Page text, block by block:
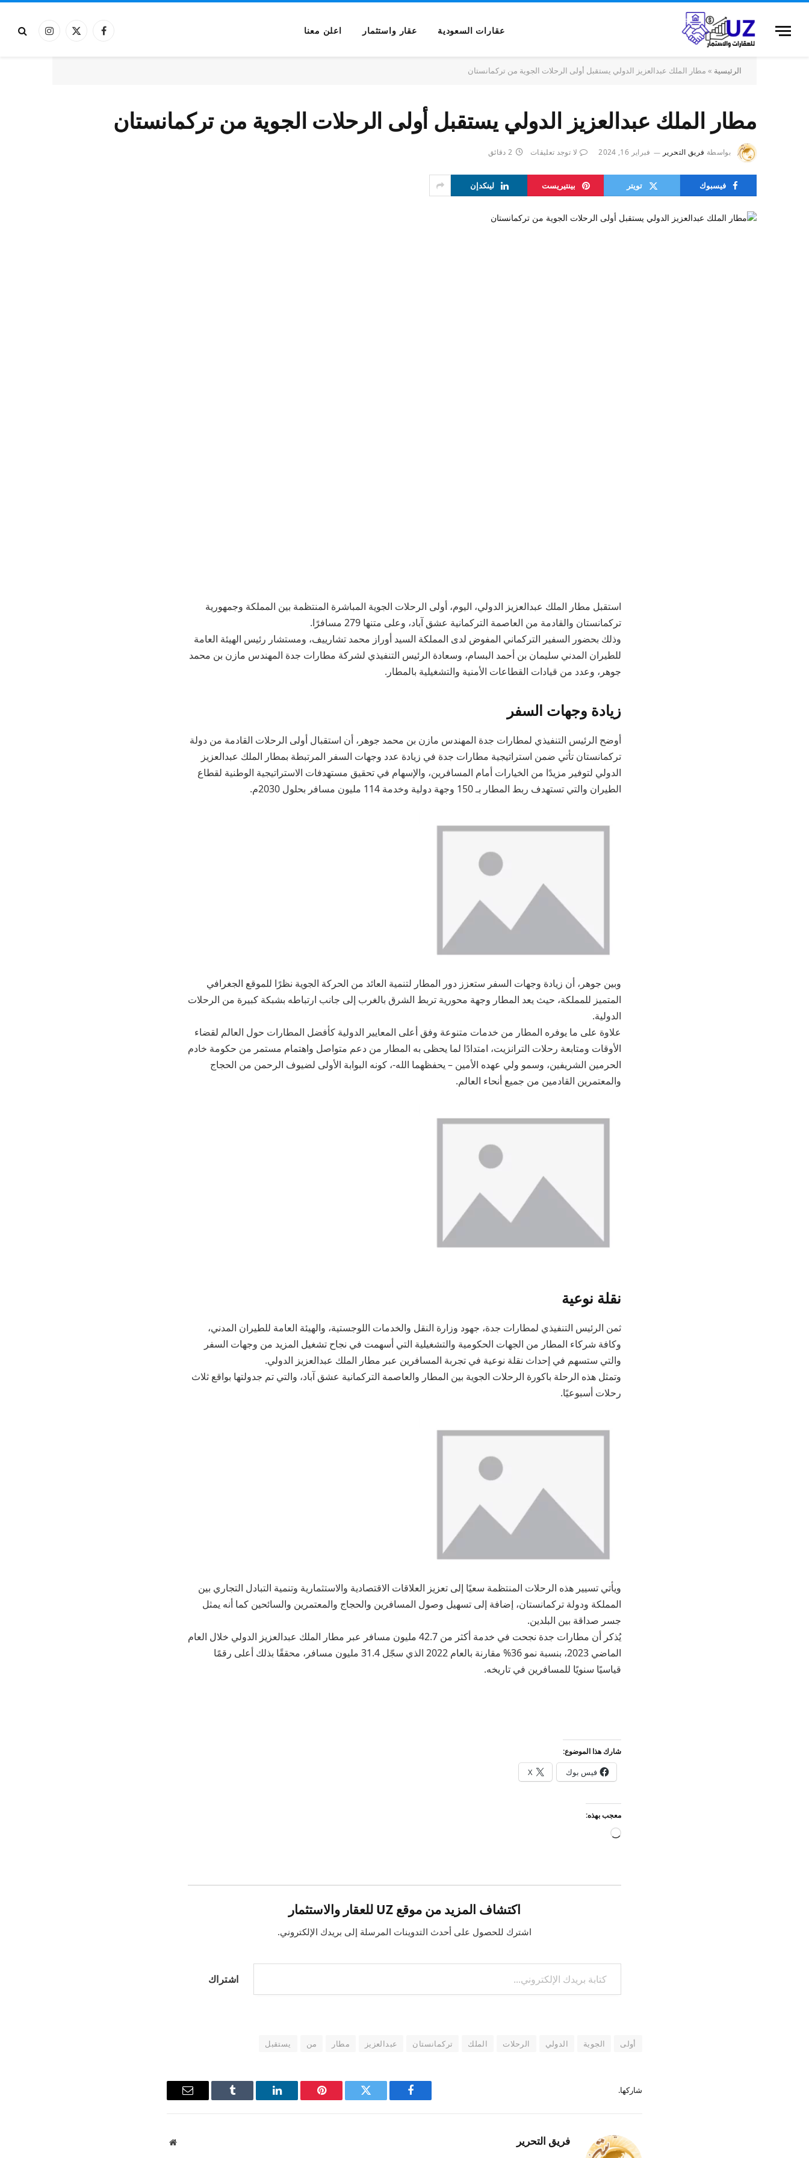
عقارات السعودية عقار واستثمار اعلن معنا فيسبوكX
الانستغرام
الرئيسية » مطار الملك عبدالعزيز الدولي يستقبل أولى الرحلات الجوية من تركمانستان
مطار الملك عبدالعزيز الدولي يستقبل أولى الرحلات الجوية من تركمانستان
بواسطة فريق التحرير فبراير 16, 2024 لا توجد تعليقات 2 دقائق
فيسبوك تويتر بينتيريست لينكدإن
استقبل مطار الملك عبدالعزيز الدولي، اليوم، أولى الرحلات الجوية المباشرة المنتظمة بين المملكة وجمهورية
تركمانستان والقادمة من العاصمة التركمانية عشق آباد، وعلى متنها 279 مسافرًا.
وذلك بحضور السفير التركماني المفوض لدى المملكة السيد أوراز محمد تشارييف، ومستشار رئيس الهيئة العامة
للطيران المدني سليمان بن أحمد البسام، وسعادة الرئيس التنفيذي لشركة مطارات جدة المهندس مازن بن محمد
جوهر، وعدد من قيادات القطاعات الأمنية والتشغيلية بالمطار.
زيادة وجهات السفر
أوضح الرئيس التنفيذي لمطارات جدة المهندس مازن بن محمد جوهر، أن استقبال أولى الرحلات القادمة من دولة
تركمانستان تأتي ضمن استراتيجية مطارات جدة في زيادة عدد وجهات السفر المرتبطة بمطار الملك عبدالعزيز
الدولي لتوفير مزيدًا من الخيارات أمام المسافرين، والإسهام في تحقيق مستهدفات الاستراتيجية الوطنية لقطاع
الطيران والتي تستهدف ربط المطار بـ 150 وجهة دولية وخدمة 114 مليون مسافر بحلول 2030م.
وبين جوهر، أن زيادة وجهات السفر ستعزز دور المطار لتنمية العائد من الحركة الجوية نظرًا للموقع الجغرافي
المتميز للمملكة، حيث يعد المطار وجهة محورية تربط الشرق بالغرب إلى جانب ارتباطه بشبكة كبيرة من الرحلات
الدولية.
علاوة على ما يوفره المطار من خدمات متنوعة وفق أعلى المعايير الدولية كأفضل المطارات حول العالم لقضاء
الأوقات ومتابعة رحلات الترانزيت، امتدادًا لما يحظى به المطار من دعم متواصل واهتمام مستمر من حكومة خادم
الحرمين الشريفين، وسمو ولي عهده الأمين – يحفظهما الله-، كونه البوابة الأولى لضيوف الرحمن من الحجاج
والمعتمرين القادمين من جميع أنحاء العالم.
نقلة نوعية
ثمن الرئيس التنفيذي لمطارات جدة، جهود وزارة النقل والخدمات اللوجستية، والهيئة العامة للطيران المدني،
وكافة شركاء المطار من الجهات الحكومية والتشغيلية التي أسهمت في نجاح تشغيل المزيد من وجهات السفر
والتي ستسهم في إحداث نقلة نوعية في تجربة المسافرين عبر مطار الملك عبدالعزيز الدولي.
وتمثل هذه الرحلة باكورة الرحلات الجوية بين المطار والعاصمة التركمانية عشق آباد، والتي تم جدولتها بواقع ثلاث
رحلات أسبوعيًا.
ويأتي تسيير هذه الرحلات المنتظمة سعيًا إلى تعزيز العلاقات الاقتصادية والاستثمارية وتنمية التبادل التجاري بين
المملكة ودولة تركمانستان، إضافة إلى تسهيل وصول المسافرين والحجاج والمعتمرين والسائحين كما أنه يمثل
جسر صداقة بين البلدين.
يُذكر أن مطارات جدة نجحت في خدمة أكثر من 42.7 مليون مسافر عبر مطار الملك عبدالعزيز الدولي خلال العام
الماضي 2023، بنسبة نمو 36% مقارنة بالعام 2022 الذي سجّل 31.4 مليون مسافر، محققًا بذلك أعلى رقمًا
قياسيًا سنويًا للمسافرين في تاريخه.
شارك هذا الموضوع:
فيس بوك X
معجب بهذه:
جاري
اكتشاف المزيد من موقع UZ للعقار والاستثمار
اشترك للحصول على أحدث التدوينات المرسلة إلى بريدك الإلكتروني.
كتابة بريدك الإلكتروني...
اشتراك
أولى الجوية الدولي الرحلات الملك تركمانستان عبدالعزيز مطار من يستقبل
شاركها.
فيسبوك
تويتر بينتيريستلينكدإن Tumblr
البريد
فريق التحرير
موقع